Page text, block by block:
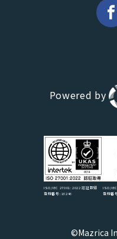
Powered by
ISO/IEC 27001:2022 認証取得
登録番号:16246
ISO/
登録番
©Mazrica